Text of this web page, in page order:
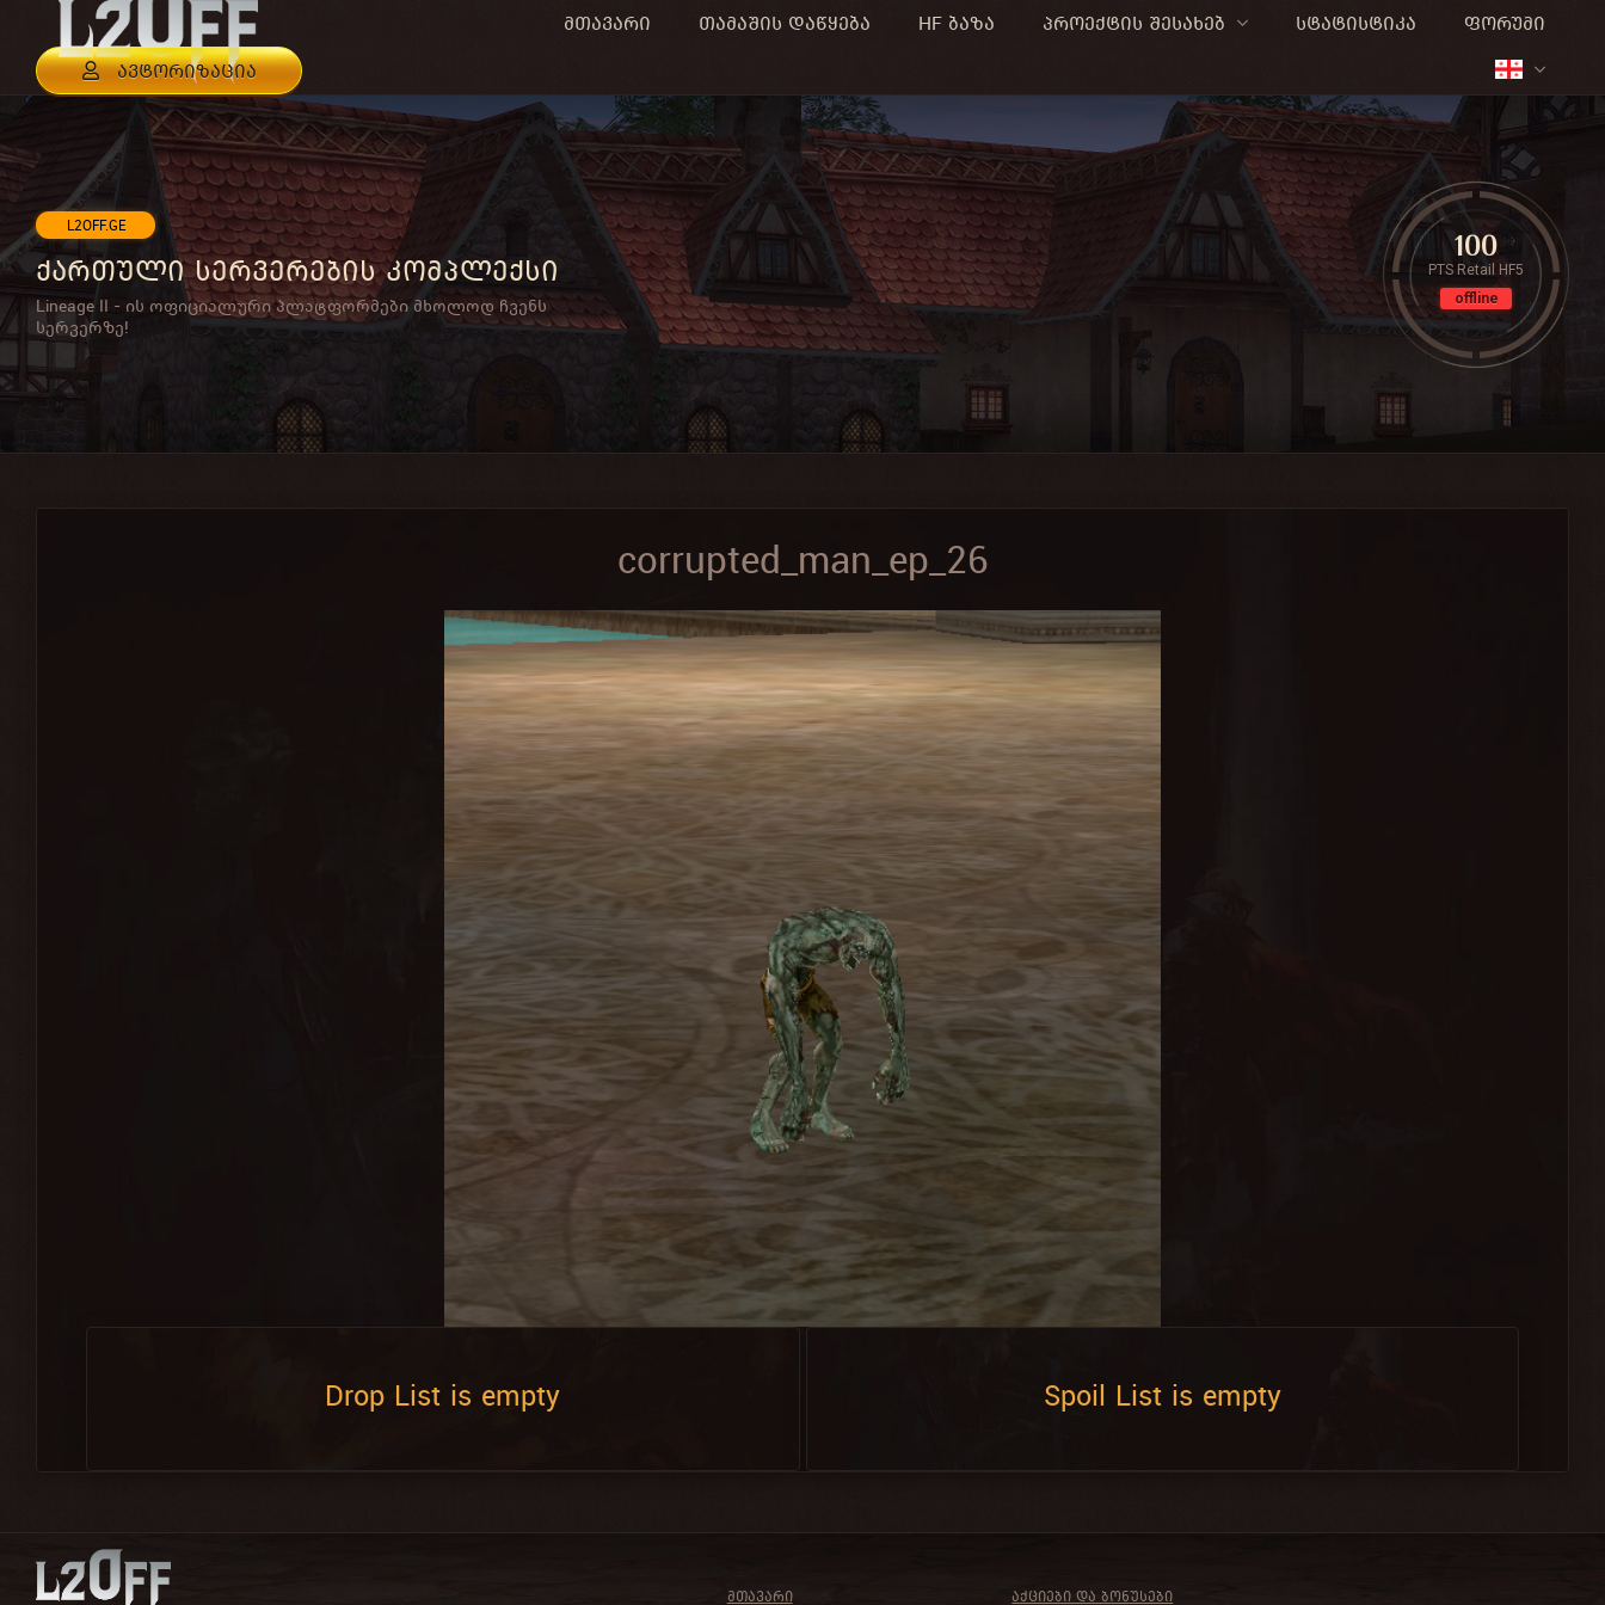
მთავარი თამაშის დაწყება HF ბაზა პროექტის შესახებ სტატისტიკა
ფორუმი
ავტორიზაცია
L2OFF.GE
ქართული სერვერების კომპლექსი
Lineage II - ის ოფიციალური პლატფორმები მხოლოდ ჩვენს
სერვერზე!
100
PTS Retail HF5
offline
corrupted_man_ep_26
Drop List is empty Spoil List is empty
ᲛᲗᲐᲕᲐᲠᲘ ᲐᲥᲪᲘᲔᲑᲘ ᲓᲐ ᲑᲝᲜᲣᲡᲔᲑᲘ